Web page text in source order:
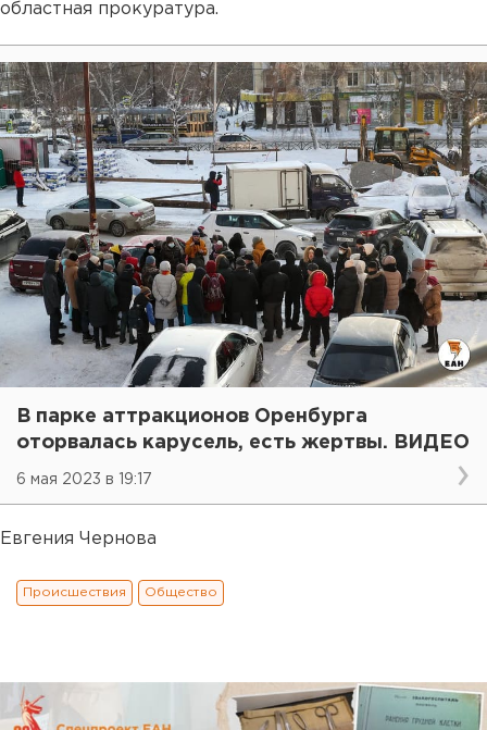
областная прокуратура.
В парке аттракционов Оренбурга
оторвалась карусель, есть жертвы. ВИДЕО
6 мая 2023 в 19:17
Евгения Чернова
Происшествия Общество